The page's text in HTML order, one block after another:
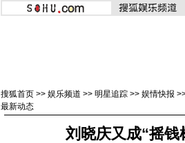
搜狐首页 >> 娱乐频道 >> 明星追踪 >> 娱情快报
最新动态
刘晓庆又成“摇钱